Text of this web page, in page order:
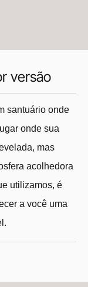
versão
santuário onde
onde sua
mas
acolhedora
utilizamos, é
a você uma